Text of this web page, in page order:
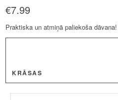
€7.99
Praktiska un atmiņā paliekoša dāvana!
KRĀSAS